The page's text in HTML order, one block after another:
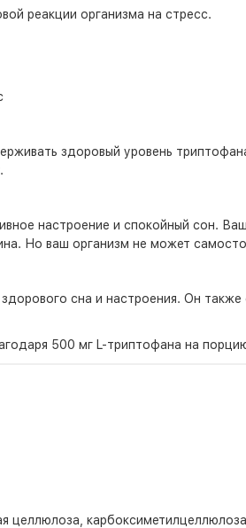
реакции организма на стресс.
здоровый уровень
настроение и спокойный сон.
Но ваш организм не может
сна и настроения. Он
500 мг L-триптофана на
целлюлоза,